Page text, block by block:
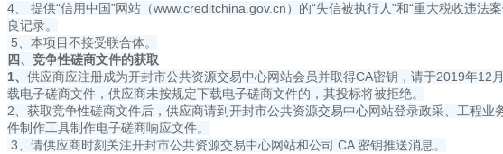
4、 提供“信用中国”网站（www.creditchina.gov.cn）的“失信被执行人”和“重大税收违
良记录。
5、本项目不接受联合体。
四、竞争性磋商文件的获取
1、 供应商应注册成为开封市公共资源交易中心网站会员并取得CA密钥，请于2019年
载电子磋商文件，供应商未按规定下载电子磋商文件的，其投标将被拒绝。
2、获取竞争性磋商文件后，供应商请到开封市公共资源交易中心网站登录政采、工程
件制作工具制作电子磋商响应文件。
3、请供应商时刻关注开封市公共资源交易中心网站和公司 CA 密钥推送消息。